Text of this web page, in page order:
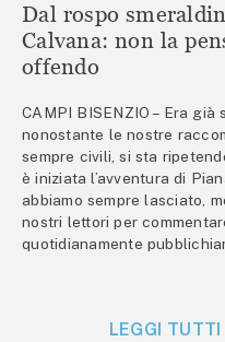
Dal rospo
Calvana: non la
offendo
CAMPI BISENZIO – Era già
nonostante le nostre
sempre civili, si sta
è iniziata l’avventura di
abbiamo sempre lasciato,
nostri lettori per
quotidianamente
LEGGI TUTTI